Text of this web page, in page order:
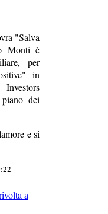
"Salva
Monti è
per
in
dei
e si
a